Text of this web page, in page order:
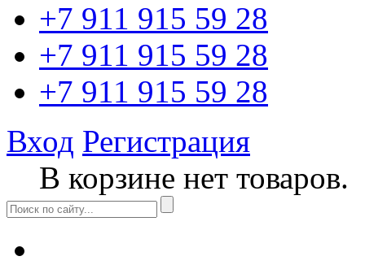
+7 911 915 59 28
+7 911 915 59 28
+7 911 915 59 28
Вход Регистрация
В корзине нет товаров.